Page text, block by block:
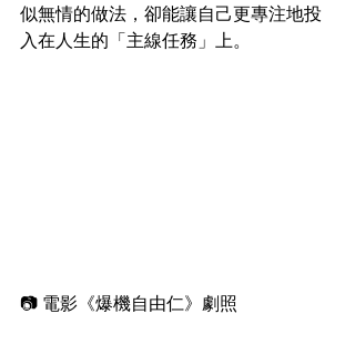
似無情的做法，卻能讓自己更專注地投
入在人生的「主線任務」上。
📷 電影《爆機自由仁》劇照